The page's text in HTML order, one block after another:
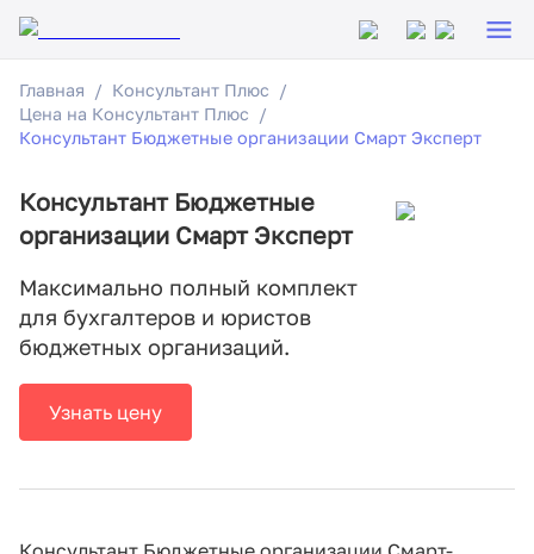
Главная
Консультант Плюс
Цена на Консультант Плюс
Консультант Бюджетные организации Смарт Эксперт
Консультант Бюджетные
организации Смарт Эксперт
Максимально полный комплект
для бухгалтеров и юристов
бюджетных организаций.
Узнать цену